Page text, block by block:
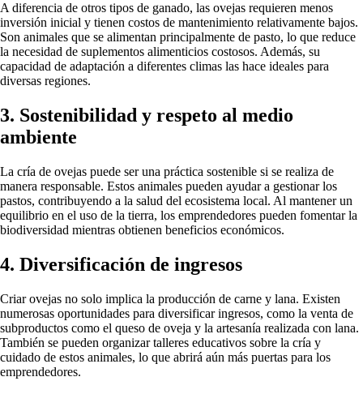
A diferencia de otros tipos de ganado, las ovejas requieren menos
inversión inicial y tienen costos de mantenimiento relativamente bajos.
Son animales que se alimentan principalmente de pasto, lo que reduce
la necesidad de suplementos alimenticios costosos. Además, su
capacidad de adaptación a diferentes climas las hace ideales para
diversas regiones.
3. Sostenibilidad y respeto al medio
ambiente
La cría de ovejas puede ser una práctica sostenible si se realiza de
manera responsable. Estos animales pueden ayudar a gestionar los
pastos, contribuyendo a la salud del ecosistema local. Al mantener un
equilibrio en el uso de la tierra, los emprendedores pueden fomentar la
biodiversidad mientras obtienen beneficios económicos.
4. Diversificación de ingresos
Criar ovejas no solo implica la producción de carne y lana. Existen
numerosas oportunidades para diversificar ingresos, como la venta de
subproductos como el queso de oveja y la artesanía realizada con lana.
También se pueden organizar talleres educativos sobre la cría y
cuidado de estos animales, lo que abrirá aún más puertas para los
emprendedores.